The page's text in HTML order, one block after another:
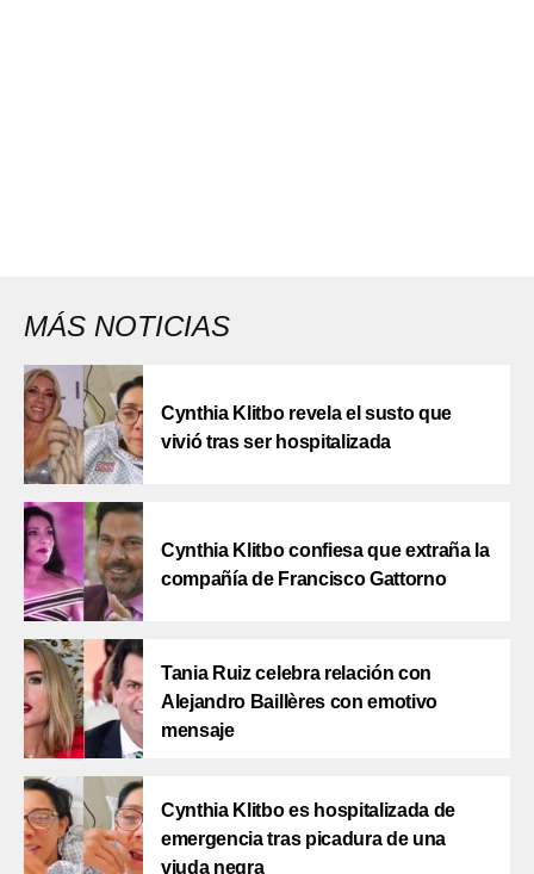
MÁS NOTICIAS
Cynthia Klitbo revela el susto que
vivió tras ser hospitalizada
Cynthia Klitbo confiesa que extraña la
compañía de Francisco Gattorno
Tania Ruiz celebra relación con
Alejandro Baillères con emotivo
mensaje
Cynthia Klitbo es hospitalizada de
emergencia tras picadura de una
viuda negra